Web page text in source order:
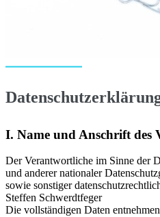
I. Name und Anschrift des
Der Verantwortliche im Sinne der
und anderer nationaler
sowie sonstiger
Steffen Schwerdtfeger
Die vollständigen Daten